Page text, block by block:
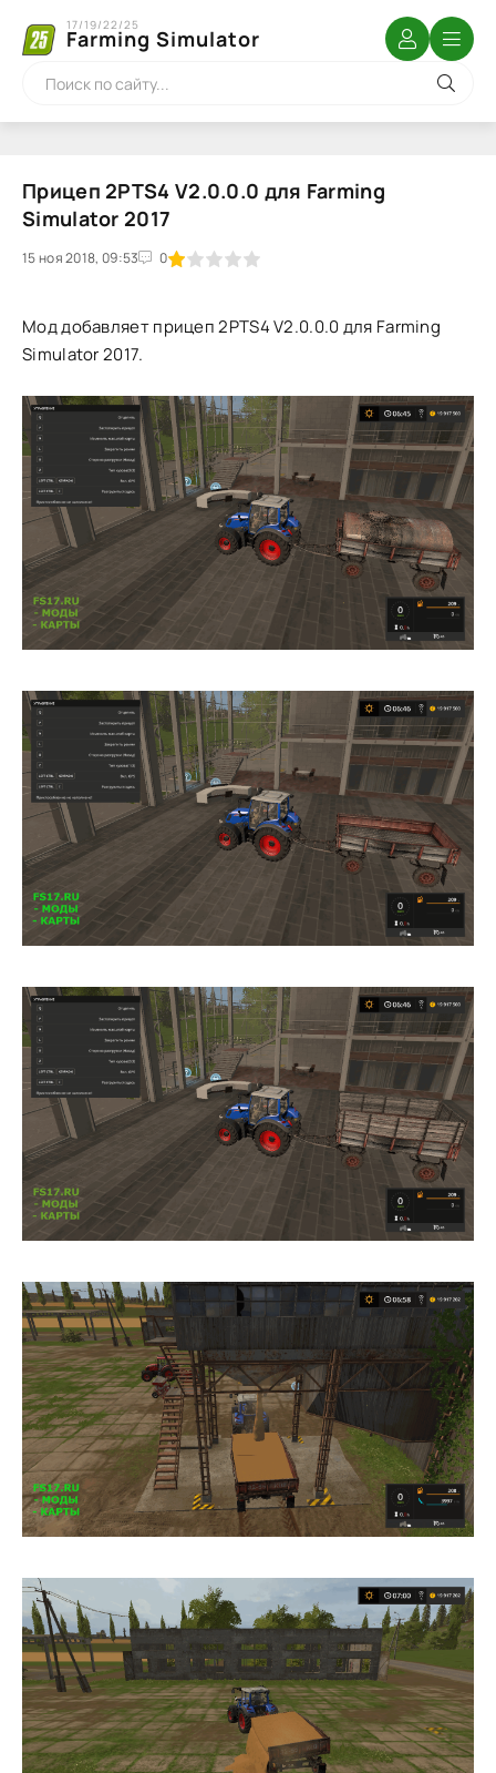
Farming Simulator
17/19/22/25
Прицеп 2PTS4 V2.0.0.0 для Farming
Simulator 2017
15 ноя 2018, 09:53 0
1 2 3 4 5
Мод добавляет прицеп 2PTS4 V2.0.0.0 для Farming
Simulator 2017.